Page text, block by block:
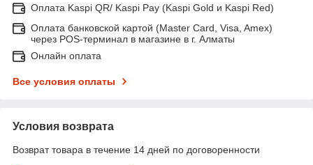
Оплата Kaspi QR/ Kaspi Pay (Kaspi Gold и Kaspi Red)
Оплата банковской картой (Master Card, Visa, Amex)
через POS-терминал в магазине в г. Алматы
Онлайн оплата
Все условия оплаты
Условия возврата
Возврат товара в течение 14 дней по договоренности